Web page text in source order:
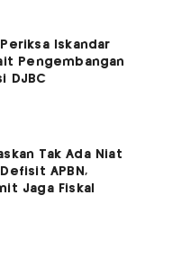
Iskandar
Pengembangan
DJBC
Tak Ada Niat
APBN,
Jaga Fiskal